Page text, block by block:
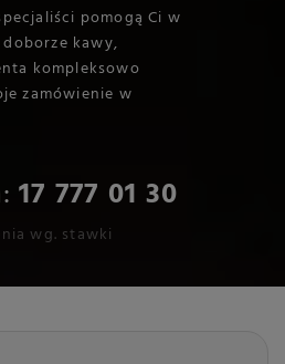
pomogą Ci w
kawy,
kompleksowo
zamówienie w
17 777 01 30
wg. stawki